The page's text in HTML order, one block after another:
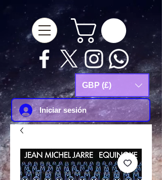
verification=Js9RvVdUtv_0G8HdwWtoaYqWQgeJGSf5KM-Husce4Co
GBP (£)
Iniciar sesión